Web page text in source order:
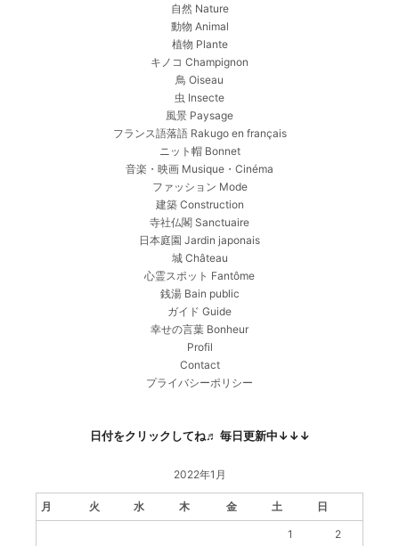
自然 Nature
動物 Animal
植物 Plante
キノコ Champignon
鳥 Oiseau
虫 Insecte
風景 Paysage
フランス語落語 Rakugo en français
ニット帽 Bonnet
音楽・映画 Musique・Cinéma
ファッション Mode
建築 Construction
寺社仏閣 Sanctuaire
日本庭園 Jardin japonais
城 Château
心霊スポット Fantôme
銭湯 Bain public
ガイド Guide
幸せの言葉 Bonheur
Profil
Contact
プライバシーポリシー
日付をクリックしてね♬ 毎日更新中↓↓↓
2022年1月
月 火 水 木 金 土 日
1 2